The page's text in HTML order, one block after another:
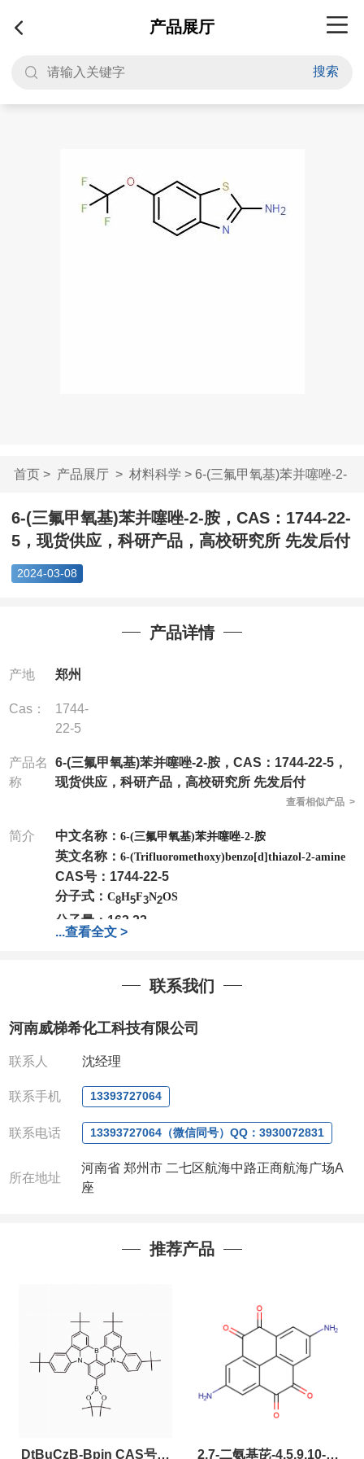
产品展厅
搜索
首页> 产品展厅> 材料科学 > 6-(三氟甲氧基)苯并噻唑-2-
胺...
6-(三氟甲氧基)苯并噻唑-2-胺，CAS：1744-22-
5，现货供应，科研产品，高校研究所 先发后付
2024-03-08
产品详情
产地 郑州
Cas：
1744-
22-5
产品名
称
6-(三氟甲氧基)苯并噻唑-2-胺，CAS：1744-22-5，
现货供应，科研产品，高校研究所 先发后付
查看相似产品 >
简介 中文名称： 6-(三氟甲氧基)苯并噻唑-2-胺
英文名称： 6-(Trifluoromethoxy)benzo[d]thiazol-2-amine
CAS号：1744-22-5
分子式： C8H5F3N2OS
分子量：163.22
公司拥有一批长期从事精细化学品开发和生产的高级
店铺内只有部分产品，如需其他产品也可咨询定制！
产品详细价格、规格等请直接联系：
联系人：杨经理
电话 :13393727064/0371-63377391
微信：13393727064
公司对高校和国家科研机构可以先发货和开票后再付
系。出现质量问题，全额退款，并承担所有运费，欢
议
产品质量好
...查看全文 >
联系我们
河南威梯希化工科技有限公司
联系人 沈经理
联系手机 13393727064
联系电话 13393727064（微信同号）QQ：3930072831
所在地址
河南省 郑州市 二七区航海中路正商航海广场A
座
推荐产品
DtBuCzB-Bpin CAS号： 2,7-二氨基芘-4,5,9,10-四